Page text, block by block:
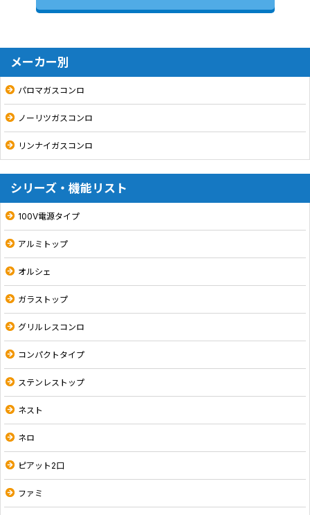
メーカー別
パロマガスコンロ
ノーリツガスコンロ
リンナイガスコンロ
シリーズ・機能リスト
100V電源タイプ
アルミトップ
オルシェ
ガラストップ
グリルレスコンロ
コンパクトタイプ
ステンレストップ
ネスト
ネロ
ピアット2口
ファミ